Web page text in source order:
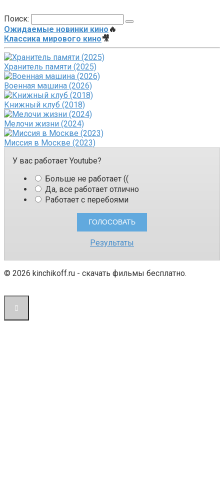
Поиск:
Ожидаемые новинки кино 🔥
Классика мирового кино🎥
Хранитель памяти (2025)
Военная машина (2026)
Книжный клуб (2018)
Мелочи жизни (2024)
Миссия в Москве (2023)
У вас работает Youtube?
Больше не работает ((
Да, все работает отлично
Работает с перебоями
Результаты
© 2026 kinchikoff.ru - скачать фильмы бесплатно.